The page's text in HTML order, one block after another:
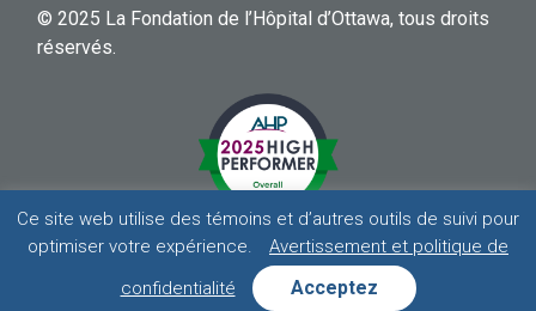
© 2025 La Fondation de l’Hôpital d’Ottawa, tous droits
réservés.
HOSPITALHOSPITAL
HOSPITAL
AVERTISSEMENT ET POLITIQUE DE CONFIDENTIALITÉ
Ce site web utilise des témoins et d’autres outils de suivi pour
optimiser votre expérience.
Avertissement et politique de
confidentialité
Acceptez